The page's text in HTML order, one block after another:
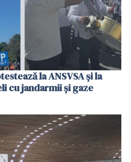
la ANSVSA și la
cu jandarmii și gaze